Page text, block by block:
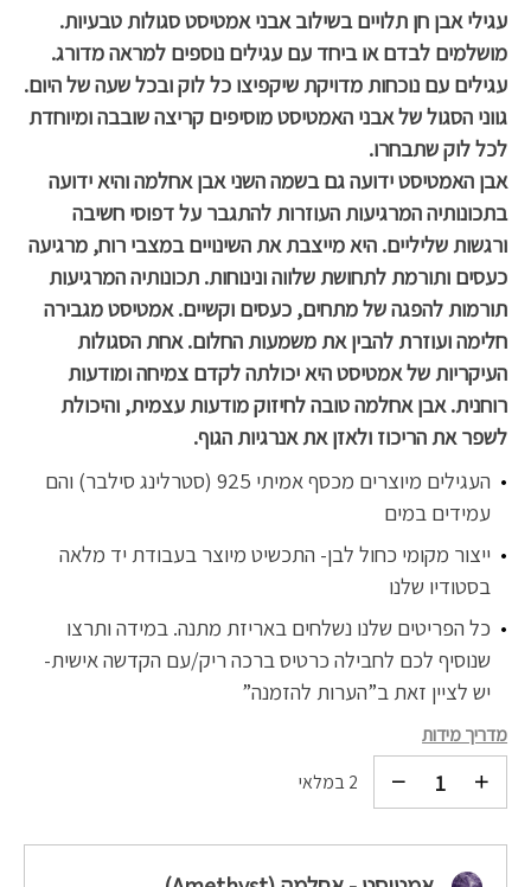
עגילי אבן חן תלויים בשילוב אבני אמטיסט סגולות טבעיות.
מושלמים לבדם או ביחד עם עגילים נוספים למראה מדורג.
עגילים עם נוכחות מדויקת שיקפיצו כל לוק ובכל שעה של היום.
גווני הסגול של אבני האמטיסט מוסיפים קריצה שובבה ומיוחדת
לכל לוק שתבחרו.
אבן האמטיסט ידועה גם בשמה השני אבן אחלמה והיא ידועה
בתכונותיה המרגיעות העוזרות להתגבר על דפוסי חשיבה
ורגשות שליליים. היא מייצבת את השינויים במצבי רוח, מרגיעה
כעסים ותורמת לתחושת שלווה ונינוחות. תכונותיה המרגיעות
תורמות להפגה של מתחים, כעסים וקשיים. אמטיסט מגבירה
חלימה ועוזרת להבין את משמעות החלום. אחת הסגולות
העיקריות של אמטיסט היא יכולתה לקדם צמיחה ומודעות
רוחנית. אבן אחלמה טובה לחיזוק מודעות עצמית, והיכולת
לשפר את הריכוז ולאזן את אנרגיות הגוף.
העגילים מיוצרים מכסף אמיתי 925 (סטרלינג סילבר) והם
עמידים במים
ייצור מקומי כחול לבן- התכשיט מיוצר בעבודת יד מלאה
בסטודיו שלנו
כל הפריטים שלנו נשלחים באריזת מתנה. במידה ותרצו
שנוסיף לכם לחבילה כרטיס ברכה ריק/עם הקדשה אישית-
יש לציין זאת ב”הערות להזמנה”
מדריך מידות
2 במלאי